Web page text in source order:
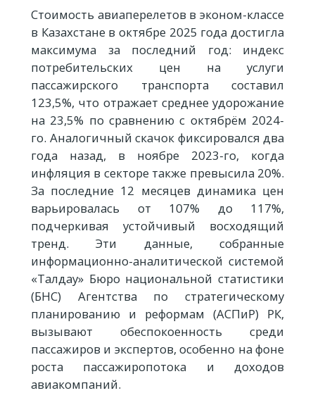
Стоимость авиаперелетов в эконом-классе
в Казахстане в октябре 2025 года достигла
максимума за последний год: индекс
потребительских цен на услуги
пассажирского транспорта составил
123,5%, что отражает среднее удорожание
на 23,5% по сравнению с октябрём 2024-
го. Аналогичный скачок фиксировался два
года назад, в ноябре 2023-го, когда
инфляция в секторе также превысила 20%.
За последние 12 месяцев динамика цен
варьировалась от 107% до 117%,
подчеркивая устойчивый восходящий
тренд. Эти данные, собранные
информационно-аналитической системой
«Талдау» Бюро национальной статистики
(БНС) Агентства по стратегическому
планированию и реформам (АСПиР) РК,
вызывают обеспокоенность среди
пассажиров и экспертов, особенно на фоне
роста пассажиропотока и доходов
авиакомпаний.